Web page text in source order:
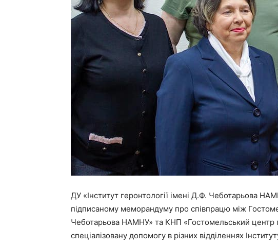
ДУ «Інститут геронтології імені Д.Ф. Чеботарьова
підписаному меморандуму про співпрацю між
Чеботарьова НАМНУ» та КНП «Гостомельський центр
спеціалізовану допомогу в різних відділеннях